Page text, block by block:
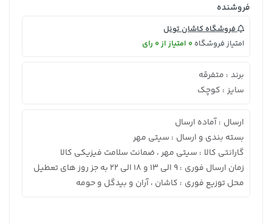
فروشنده
فروشگاه کاشان تونل
امتیاز فروشگاه 0 امتیاز از 0 رای
برند : متفرقه
سایز : کوچک
ارسال : آماده ارسال
بسته بندی و ارسال : سیتی مهر
گارانتی کالا : سیتی مهر ، ضمانت سلامت فیزیکی کالا
زمان ارسال فوری : 9 الی 13 و 18 الی 22 به جز روز های تعطیل
محل توزیع فوری : کاشان ، آران و بیدگل و حومه